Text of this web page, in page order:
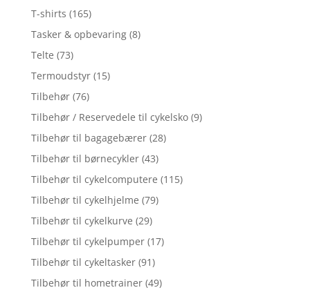
T-shirts (165)
Tasker & opbevaring (8)
Telte (73)
Termoudstyr (15)
Tilbehør (76)
Tilbehør / Reservedele til cykelsko (9)
Tilbehør til bagagebærer (28)
Tilbehør til børnecykler (43)
Tilbehør til cykelcomputere (115)
Tilbehør til cykelhjelme (79)
Tilbehør til cykelkurve (29)
Tilbehør til cykelpumper (17)
Tilbehør til cykeltasker (91)
Tilbehør til hometrainer (49)